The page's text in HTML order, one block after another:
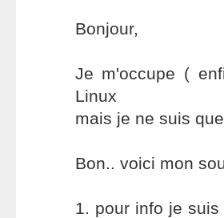
Bonjour,
Je m'occupe (
Linux
mais je ne suis
Bon.. voici mon
1. pour info je